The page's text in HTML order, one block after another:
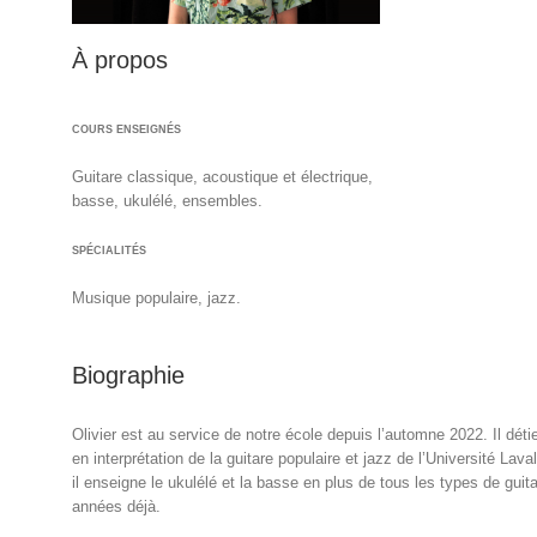
À propos
COURS ENSEIGNÉS
Guitare classique, acoustique et électrique,
basse, ukulélé, ensembles.
SPÉCIALITÉS
Musique populaire, jazz.
Biographie
Olivier est au service de notre école depuis l’automne 2022. Il
en interprétation de la guitare populaire et jazz de l’Université
il enseigne le ukulélé et la basse en plus de tous les types de
années déjà.